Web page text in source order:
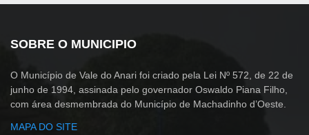
SOBRE O MUNICIPIO
O Município de Vale do Anari foi criado pela Lei Nº 572, de 22 de
junho de 1994, assinada pelo governador Oswaldo Piana Filho,
com área desmembrada do Município de Machadinho d’Oeste.
MAPA DO SITE